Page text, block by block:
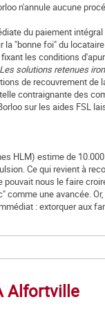
n'annule aucune
du paiement
"bonne foi" du
les conditions
solutions retenues
de recouvrement de
contraignante des
sur les aides FSL
HLM) estime de
Ce qui revient à
nous le faire
une avancée.
: extorquer aux
Alfortville